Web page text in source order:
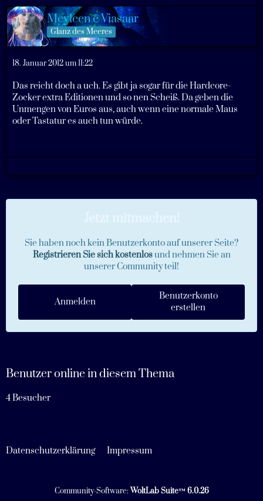
Meyleen ê Viasaar
Glanz des Meeres
18. Januar 2012 um 11:22
Das reicht doch a uch. Es gibt ja sogar für die Hardcore-
Zocker extra Editionen und so nen Scheiß. Da geben die
Unmengen von Euros aus, auch wenn eine normale Maus
oder Tastatur es auch tun würde.
Sie haben noch kein Benutzerkonto auf unserer Seite?
Registrieren Sie sich kostenlosund nehmen Sie an
unserer Community teil!
Benutzerkonto
erstellen
Anmelden
Benutzer online in diesem Thema
4 Besucher
Datenschutzerklärung Impressum
Community-Software: WoltLab Suite™ 6.0.26